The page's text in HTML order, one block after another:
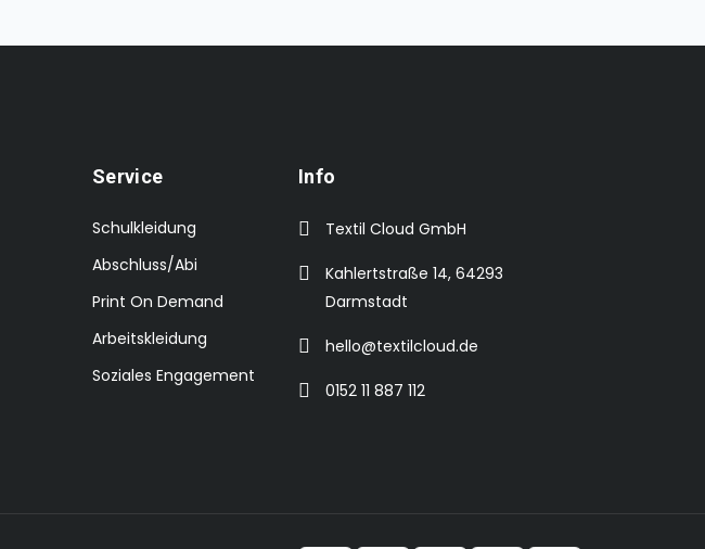
Service
Schulkleidung
Abschluss/Abi
Print On Demand
Arbeitskleidung
Soziales Engagement
Info
Textil Cloud GmbH
Kahlertstraße 14, 64293
Darmstadt
hello@textilcloud.de
0152 11 887 112